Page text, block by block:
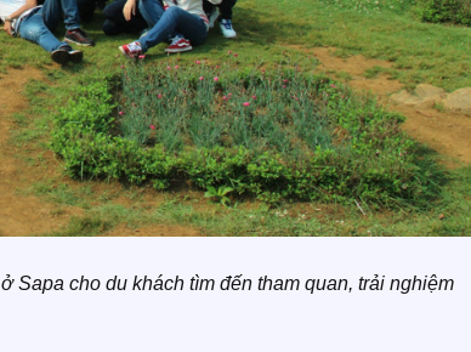
ở Sapa cho du khách tìm đến tham quan, trải nghiệm